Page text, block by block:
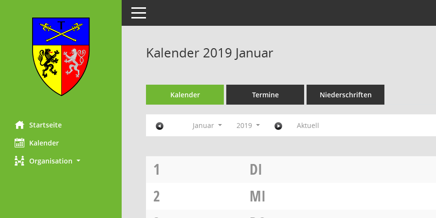
Startseite
Kalender
Organisation
Toggle navigation
Kalender 2019 Januar
Kalender Termine Niederschriften
Januar 2019 Aktuell
1
DI
2
MI